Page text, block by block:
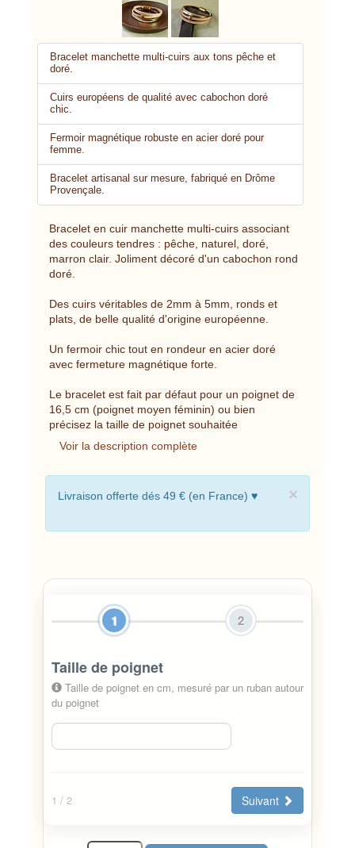
Bracelet manchette multi-cuirs aux tons pêche et
doré.
Cuirs européens de qualité avec cabochon doré
chic.
Fermoir magnétique robuste en acier doré pour
femme.
Bracelet artisanal sur mesure, fabriqué en Drôme
Provençale.
Bracelet en cuir manchette multi-cuirs associant
des couleurs tendres : pêche, naturel, doré,
marron clair. Joliment décoré d'un cabochon rond
doré.
Des cuirs véritables de 2mm à 5mm, ronds et
plats, de belle qualité d'origine européenne.
Un fermoir chic tout en rondeur en acier doré
avec fermeture magnétique forte.
Le bracelet est fait par défaut pour un poignet de
16,5 cm (poignet moyen féminin) ou bien
précisez la taille de poignet souhaitée
Voir la description complète
×
Livraison offerte dés 49 € (en France) ♥
1 2
Taille de poignet
Taille de poignet en cm, mesuré par un ruban autour
du poignet
1 / 2 Suivant